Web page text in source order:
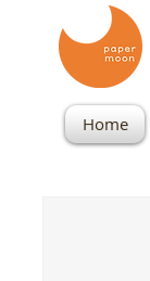
Home